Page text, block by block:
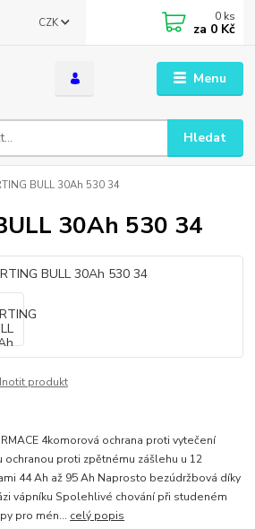
Menu
CZK
Hledat
0 ks
za 0 Kč
BULL 30Ah 530 34
30Ah 530 34
produkt
4komorová ochrana proti vytečení
proti zpětnému zášlehu u 12
44 Ah až 95 Ah Naprosto bezúdržbová díky
vápníku Spolehlivé chování při studeném
pro mén... celý popis